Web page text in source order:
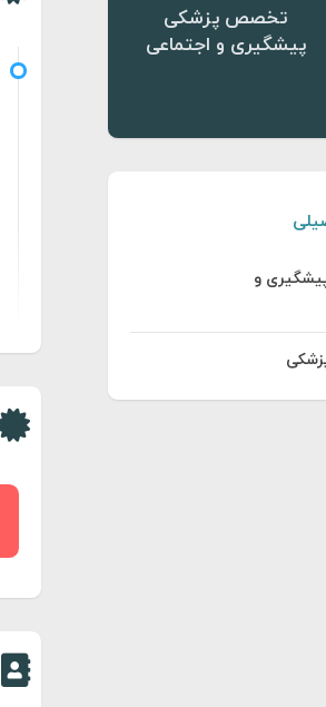
تخصص پزشکی
پیشگیری و اجتماعی
و